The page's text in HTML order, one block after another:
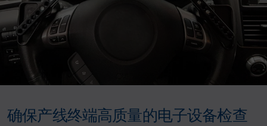
确保产线终端高质量的电子设备检查